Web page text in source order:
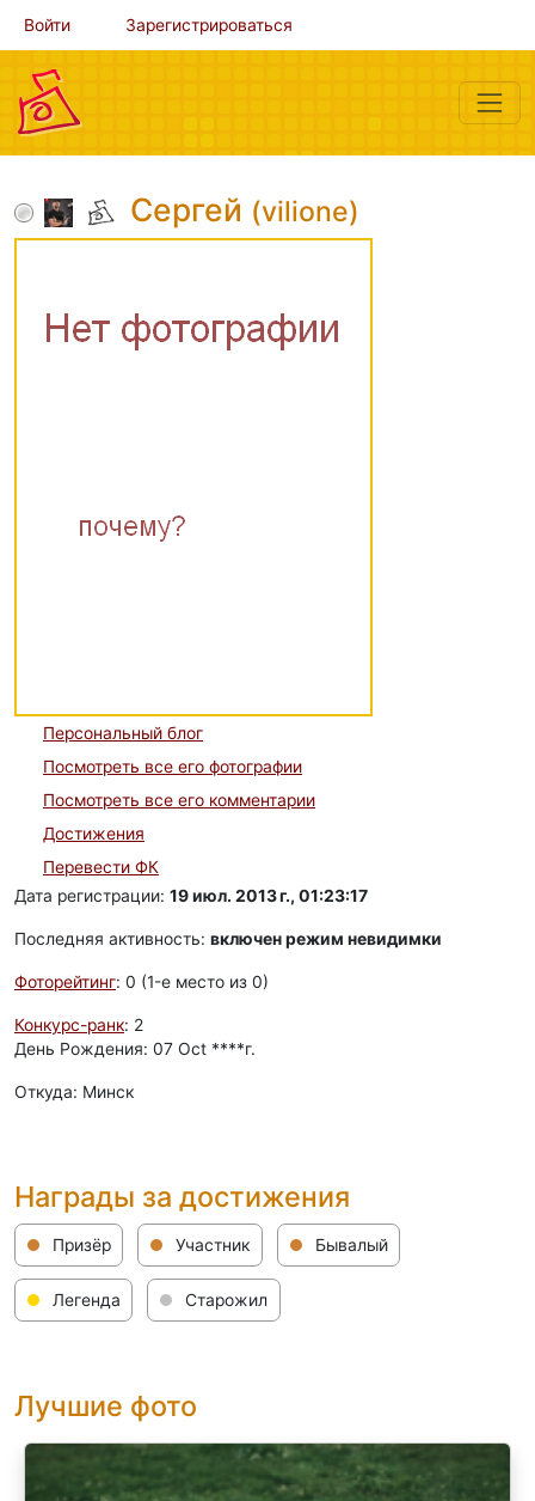
Войти Зарегистрироваться
Сергей (vilione)
Персональный блог
Посмотреть все его фотографии
Посмотреть все его комментарии
Достижения
Перевести ФК
Дата регистрации: 19 июл. 2013 г., 01:23:17
Последняя активность: включен режим невидимки
Фоторейтинг: 0 (1-e место из 0)
Конкурс-ранк: 2
День Рождения: 07 Oct ****г.
Откуда: Минск
Награды за достижения
Призёр Участник Бывалый
Легенда Старожил
Лучшие фото